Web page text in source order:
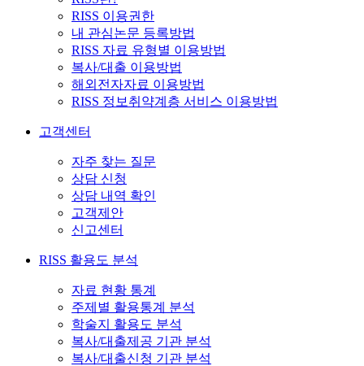
RISS 이용권한
내 관심논문 등록방법
RISS 자료 유형별 이용방법
복사/대출 이용방법
해외전자자료 이용방법
RISS 정보취약계층 서비스 이용방법
고객센터
자주 찾는 질문
상담 신청
상담 내역 확인
고객제안
신고센터
RISS 활용도 분석
자료 현황 통계
주제별 활용통계 분석
학술지 활용도 분석
복사/대출제공 기관 분석
복사/대출신청 기관 분석